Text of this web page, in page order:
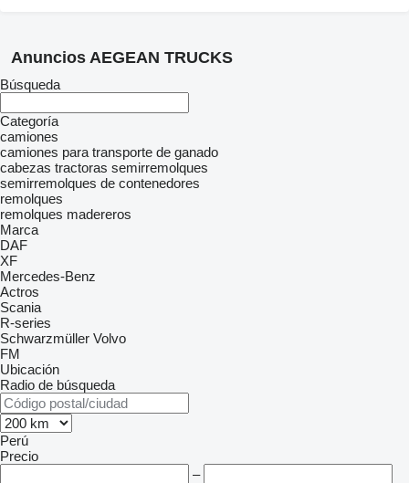
Anuncios AEGEAN TRUCKS
Búsqueda
Categoría
camiones
camiones para transporte de ganado
cabezas tractoras semirremolques
semirremolques de contenedores
remolques
remolques madereros
Marca
DAF
XF
Mercedes-Benz
Actros
Scania
R-series
Schwarzmüller Volvo
FM
Ubicación
Radio de búsqueda
Perú
Precio
–